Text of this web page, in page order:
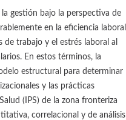
gestión bajo la perspectiva de
en la eficiencia laboral
trabajo y el estrés laboral al
En estos términos, la
estructural para determinar
y las prácticas
(IPS) de la zona fronteriza
correlacional y de análisis